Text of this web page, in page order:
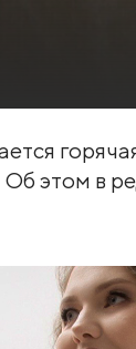
этом в